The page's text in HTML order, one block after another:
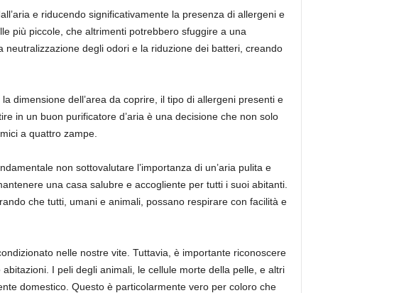
e riducendo significativamente la presenza di allergeni e
più piccole, che altrimenti potrebbero sfuggire a una
degli odori e la riduzione dei batteri, creando
dimensione dell’area da coprire, il tipo di allergeni presenti e
in un buon purificatore d’aria è una decisione che non solo
a quattro zampe.
non sottovalutare l’importanza di un’aria pulita e
una casa salubre e accogliente per tutti i suoi abitanti.
che tutti, umani e animali, possano respirare con facilità e
nelle nostre vite. Tuttavia, è importante riconoscere
I peli degli animali, le cellule morte della pelle, e altri
domestico. Questo è particolarmente vero per coloro che